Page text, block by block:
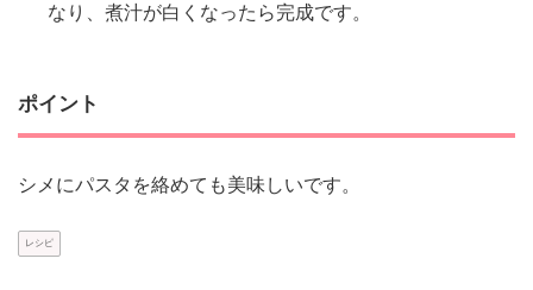
なり、煮汁が白くなったら完成です。
ポイント
シメにパスタを絡めても美味しいです。
レシピ